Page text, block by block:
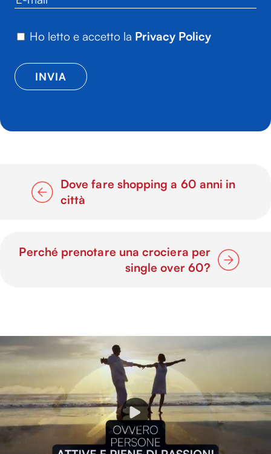
Ho letto e accetto la Privacy Policy
Dove fare shopping a 60 anni in
città
Perché prenotare una crociera per
single over 60?
P